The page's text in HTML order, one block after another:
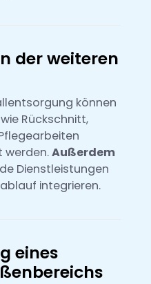
der weiteren
können
Rückschnitt,
werden.Außerdem
Dienstleistungen
integrieren.
eines